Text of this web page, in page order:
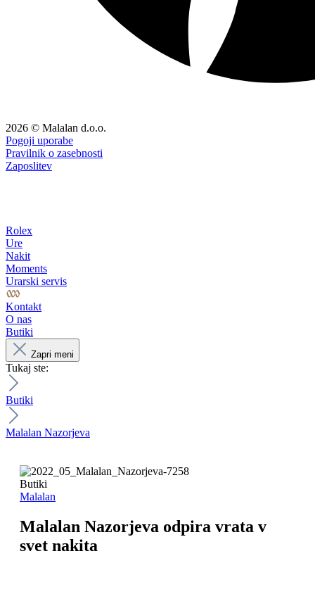
2026 © Malalan d.o.o.
Pogoji uporabe
Pravilnik o zasebnosti
Zaposlitev
Rolex
Ure
Nakit
Moments
Urarski servis
Kontakt
O nas
Butiki
Zapri meni
Tukaj ste:
Butiki
Malalan Nazorjeva
Butiki
Malalan
Malalan Nazorjeva odpira vrata v
svet nakita